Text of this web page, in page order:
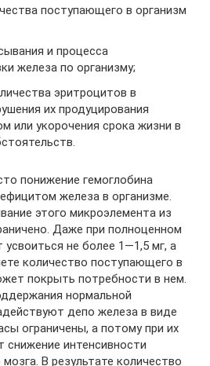
поступающего в организм
и процесса
железа по организму;
эритроцитов в
их продуцирования
или укорочения срока жизни в
понижение гемоглобина
железа в организме.
этого микроэлемента из
Даже при полноценном
не более 1—1,5 мг, а
количество поступающего в
покрыть потребности в нем.
нормальной
депо железа в виде
ограничены, а потому при их
интенсивности
В результате количество